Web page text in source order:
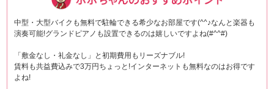
中型・大型バイクも無料で駐輪できる希少なお部屋です(^^♪なんと楽器も
演奏可能!グランドピアノも設置できるのは嬉しいですよね(#^^#)
「敷金なし・礼金なし」と初期費用もリーズナブル!
賃料も共益費込みで3万円ちょっと!インターネットも無料なのはお得です
よね!